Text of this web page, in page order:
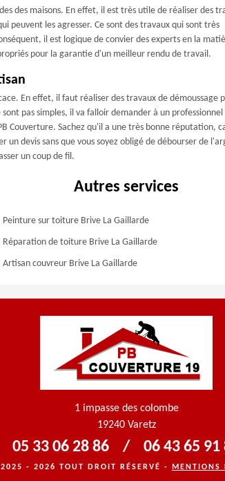
des maisons. En effet, il est très utile de réaliser des
peuvent les agresser. Ce sont des travaux qui sont très
il est logique de convier des experts en la
pour la garantie d'un meilleur rendu de travail.
En effet, il faut réaliser des travaux de démoussage
pas simples, il va falloir demander à un professionnel
Couverture. Sachez qu'il a une très bonne réputation,
devis sans que vous soyez obligé de débourser de
un coup de fil.
Autres services
Peinture sur toiture Brive La Gaillarde
Réparation de toiture Brive La Gaillarde
Artisan couvreur Brive La Gaillarde
1 impasse des colombe
19240 Varetz
05 33 06 28 86 / 06 43 65 91
- 2026 TOUT DROIT RÉSERVÉ - MENTIONS